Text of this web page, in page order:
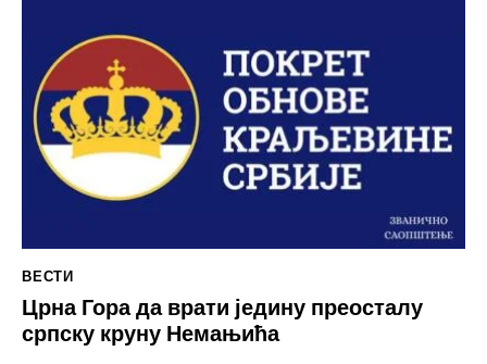
ВЕСТИ
Црна Гора да врати једину преосталу
српску круну Немањића